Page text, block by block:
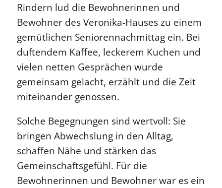
Rindern lud die Bewohnerinnen und
Bewohner des Veronika-Hauses zu einem
gemütlichen Seniorennachmittag ein. Bei
duftendem Kaffee, leckerem Kuchen und
vielen netten Gesprächen wurde
gemeinsam gelacht, erzählt und die Zeit
miteinander genossen.
Solche Begegnungen sind wertvoll: Sie
bringen Abwechslung in den Alltag,
schaffen Nähe und stärken das
Gemeinschaftsgefühl. Für die
Bewohnerinnen und Bewohner war es ein